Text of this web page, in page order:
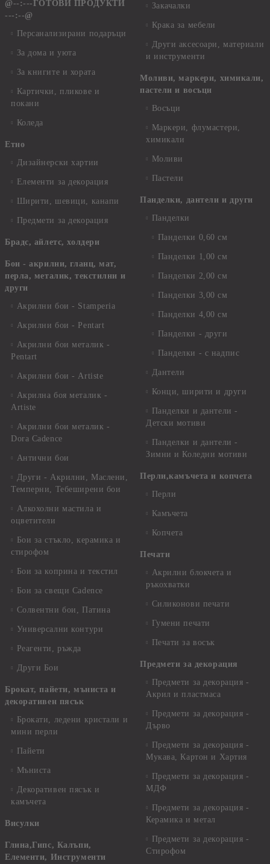
@--:---ГОТОВИ ПРОДУКТИ
---:--@
Персанализирани подаръци
За дома и уюта
За книгите и хората
Картички, пликове и
покани
Коледа
Етно
Дизайнерски хартии
Елементи за декорация
Ширити, шевици, канапи
Предмети за декорация
Брадс, айлетс, холдери
Бои - акрилни, гланц, мат,
перла, металик, текстилни и
други
Акрилни бои - Stamperia
Акрилни бои - Pentart
Акрилни бои металик -
Pentart
Акрилни бои - Artiste
Акрилна боя металик -
Artiste
Акрилни бои металик -
Dora Cadence
Антични бои
Други - Акрилни, Маслени,
Темперни, Тебеширени бои
Алкохолни мастила и
оцветители
Бои за стъкло, керамика и
стирофом
Бои за коприна и текстил
Бои за свещи Cadence
Солвентни бои, Патина
Универсални контури
Реагенти, ръжда
Други Бои
Брокат, пайети, мъниста и
декоративен пясък
Брокати, ледени кристали и
мини перли
Пайети
Мъниста
Декоративен пясък и
камъчета
Висулки
Глина,Гипс, Калъпи,
Елементи, Инструменти
Закачалки
Крака за мебели
Други аксесоари, материали
и инструменти
Моливи, маркери, химикали,
пастели и восъци
Восъци
Маркери, флумастери,
химикали
Моливи
Пастели
Панделки, дантели и други
Панделки
Панделки 0,60 см
Панделки 1,00 см
Панделки 2,00 см
Панделки 3,00 см
Панделки 4,00 см
Панделки - други
Панделки - с надпис
Дантели
Конци, ширити и други
Панделки и дантели -
Детски мотиви
Панделки и дантели -
Зимни и Коледни мотиви
Перли,камъчета и копчета
Перли
Камъчета
Копчета
Печати
Акрилни блокчета и
ръкохватки
Силиконови печати
Гумени печати
Печати за восък
Предмети за декорация
Предмети за декорация -
Акрил и пластмаса
Предмети за декорация -
Дърво
Предмети за декорация -
Мукава, Картон и Хартия
Предмети за декорация -
МДФ
Предмети за декорация -
Керамика и метал
Предмети за декорация -
Стирофом